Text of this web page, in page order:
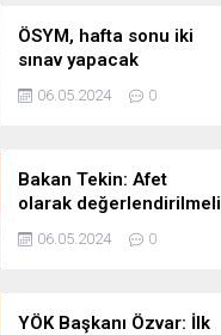
ÖSYM, hafta sonu iki
sınav yapacak
06.05.2024 0
Bakan Tekin: Afet
olarak değerlendirilmeli
06.05.2024 0
YÖK Başkanı Özvar: İlk